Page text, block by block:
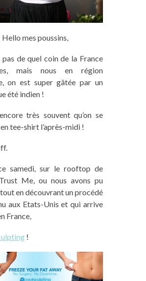
Hello mes poussins,
pas de quel coin de la France
mais nous en région
on est super gâtée par un
été indien !
très souvent qu’on se
tee-shirt l’après-midi !
samedi, sur le rooftop de
Trust Me, ou nous avons pu
en découvrant un procédé
aux Etats-Unis et qui arrive
France,
!